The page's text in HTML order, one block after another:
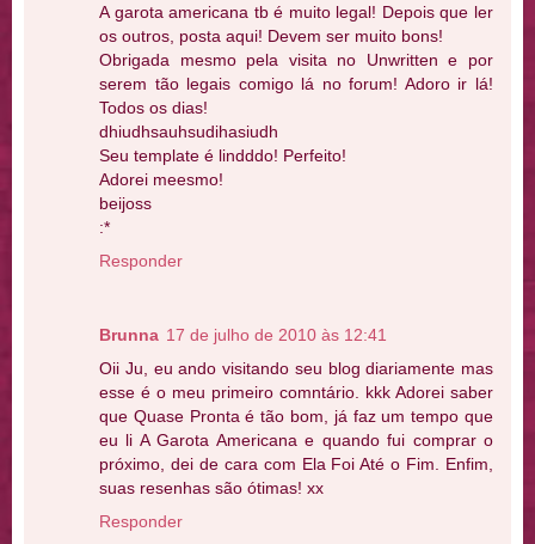
A garota americana tb é muito legal! Depois que ler
os outros, posta aqui! Devem ser muito bons!
Obrigada mesmo pela visita no Unwritten e por
serem tão legais comigo lá no forum! Adoro ir lá!
Todos os dias!
dhiudhsauhsudihasiudh
Seu template é lindddo! Perfeito!
Adorei meesmo!
beijoss
:*
Responder
Brunna 17 de julho de 2010 às 12:41
Oii Ju, eu ando visitando seu blog diariamente mas
esse é o meu primeiro comntário. kkk Adorei saber
que Quase Pronta é tão bom, já faz um tempo que
eu li A Garota Americana e quando fui comprar o
próximo, dei de cara com Ela Foi Até o Fim. Enfim,
suas resenhas são ótimas! xx
Responder